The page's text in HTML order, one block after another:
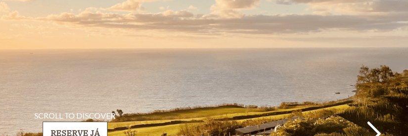
SCROLL TO DISCOVER
RESERVE JÁ